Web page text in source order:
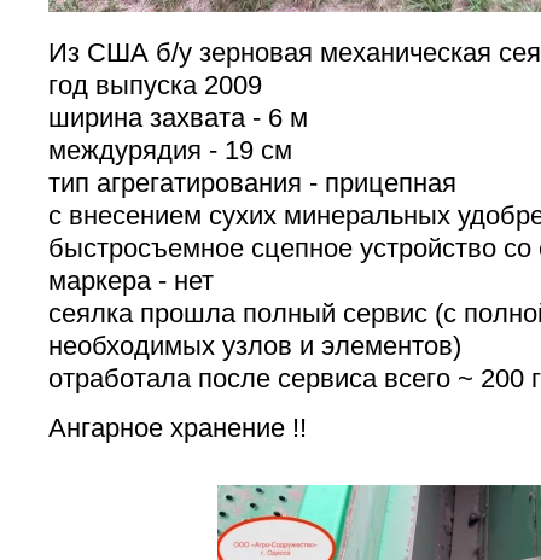
Из США б/у зерновая механическая
год выпуска 2009
ширина захвата - 6 м
междурядия - 19 см
тип агрегатирования - прицепная
с внесением сухих минеральных
быстросъемное сцепное устройство со
маркера - нет
сеялка прошла полный сервис (с
необходимых узлов и элементов)
отработала после сервиса всего ~ 200
Ангарное хранение !!